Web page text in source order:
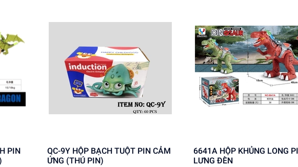
QC-9Y HỘP BẠCH TUỘT PIN CẢM
ỨNG (THÚ PIN)
6641A HỘP KHỦNG LONG PIN
LƯNG ĐÈN